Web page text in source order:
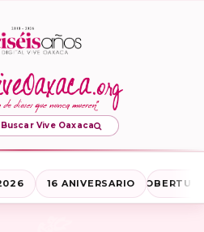
Buscar Vive Oaxaca
16 ANIVERSARIO